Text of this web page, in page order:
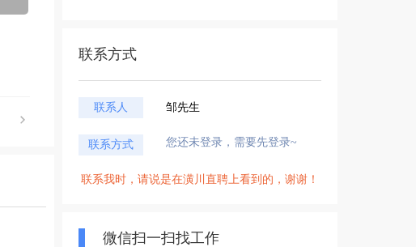
联系方式
联系人 邹先生
联系方式 您还未登录，需要先登录~
联系我时，请说是在潢川直聘上看到的，谢谢！
微信扫一扫找工作